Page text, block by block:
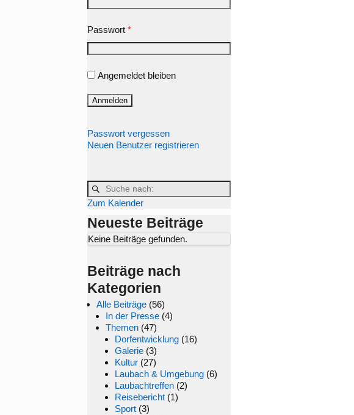
Passwort *
Angemeldet bleiben
Passwort vergessen
Neuen Benutzer registrieren
Zum Kalender
Neueste Beiträge
Keine Beiträge gefunden.
Beiträge nach
Kategorien
Alle Beiträge (56)
In der Presse (4)
Themen (47)
Dorfentwicklung (16)
Galerie (3)
Kultur (27)
Laubach & Umgebung (6)
Laubachtreffen (2)
Reisebericht (1)
Sport (3)